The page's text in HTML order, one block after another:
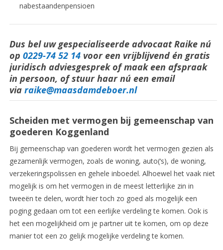
nabestaandenpensioen
Dus bel uw gespecialiseerde advocaat Raike nú
op 0229-74 52 14 voor een vrijblijvend én gratis
juridisch adviesgesprek of maak een afspraak
in persoon, of stuur haar nú een email
via raike@maasdamdeboer.nl
Scheiden met vermogen bij gemeenschap van
goederen Koggenland
Bij gemeenschap van goederen wordt het vermogen gezien als
gezamenlijk vermogen, zoals de woning, auto(‘s), de woning,
verzekeringspolissen en gehele inboedel. Alhoewel het vaak niet
mogelijk is om het vermogen in de meest letterlijke zin in
tweeën te delen, wordt hier toch zo goed als mogelijk een
poging gedaan om tot een eerlijke verdeling te komen. Ook is
het een mogelijkheid om je partner uit te komen, om op deze
manier tot een zo gelijk mogelijke verdeling te komen.